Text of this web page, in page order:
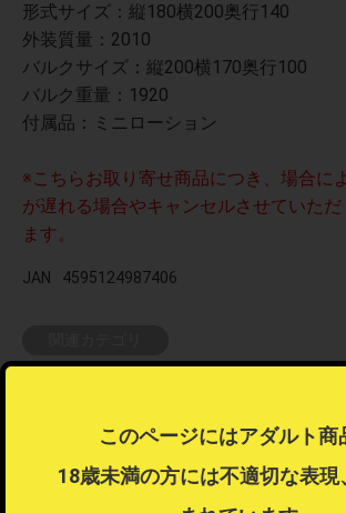
形式サイズ：縦180横200奥行140
外装質量：2010
バルクサイズ：縦200横170奥行100
バルク重量：1920
付属品：ミニローション
※こちらお取り寄せ商品につき、場合に
が遅れる場合やキャンセルさせていた
ます。
JAN 4595124987406
この商品はラッピング可能な商品です
ラッピング不可商品とラッピング可能商品を同
このページにはアダルト商
18歳未満の方には不適切な表現